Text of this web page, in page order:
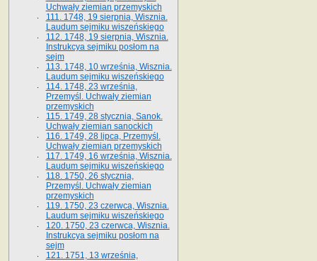
Uchwały ziemian przemyskich
111. 1748, 19 sierpnia, Wisznia.
Laudum sejmiku wiszeńskiego
112. 1748, 19 sierpnia, Wisznia.
Instrukcya sejmiku posłom na
sejm
113. 1748, 10 września, Wisznia.
Laudum sejmiku wiszeńskiego
114. 1748, 23 września,
Przemyśl. Uchwały ziemian
przemyskich
115. 1749, 28 stycznia, Sanok.
Uchwały ziemian sanockich
116. 1749, 28 lipca, Przemyśl.
Uchwały ziemian przemyskich
117. 1749, 16 września, Wisznia.
Laudum sejmiku wiszeńskiego
118. 1750, 26 stycznia,
Przemyśl. Uchwały ziemian
przemyskich
119. 1750, 23 czerwca, Wisznia.
Laudum sejmiku wiszeńskiego
120. 1750, 23 czerwca, Wisznia.
Instrukcya sejmiku posłom na
sejm
121. 1751, 13 września,